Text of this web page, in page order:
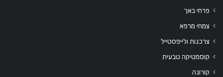
פרחי באך
צמחי מרפא
צרכנות ולייפסטייל
קוסמטיקה טבעית
קורונה